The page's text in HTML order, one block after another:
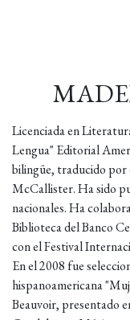
Licenciada en
Lengua" Editorial
bilingüe, traducido
McCallister. Ha sido
nacionales. Ha
Biblioteca del Banco
con el Festival
En el 2008 fue
hispanoamericana
Beauvoir, presentado